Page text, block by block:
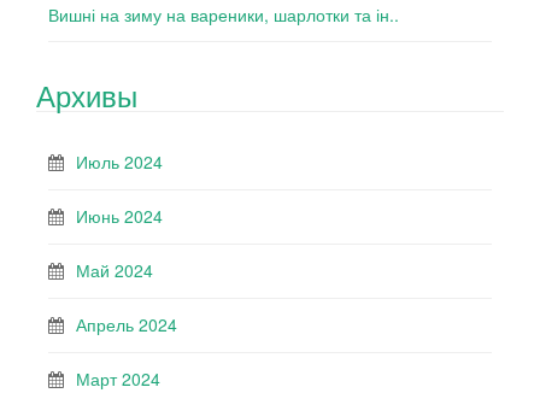
Вишні на зиму на вареники, шарлотки та ін..
Архивы
Июль 2024
Июнь 2024
Май 2024
Апрель 2024
Март 2024